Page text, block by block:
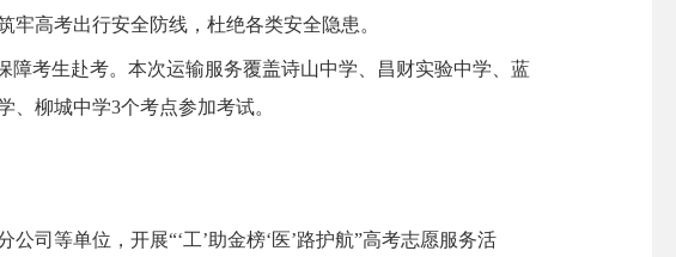
高考出行安全防线，杜绝各类安全隐患。
考生赴考。本次运输服务覆盖诗山中学、昌财实验中学、蓝
柳城中学3个考点参加考试。
等单位，开展“‘工’助金榜‘医’路护航”高考志愿服务活